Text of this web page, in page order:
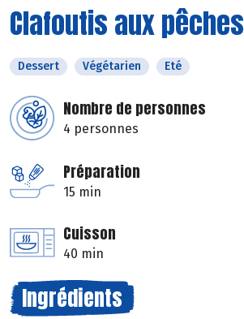
Clafoutis aux pêches
Dessert Végétarien Eté
Nombre de personnes
4 personnes
Préparation
15 min
Cuisson
40 min
Ingrédients